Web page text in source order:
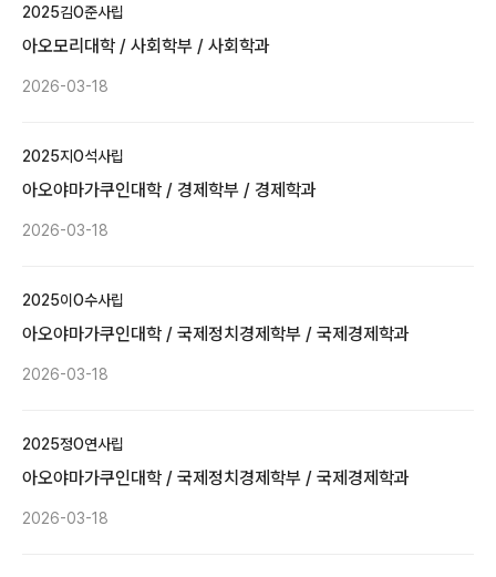
2025김O준사립
아오모리대학 / 사회학부 / 사회학과
2026-03-18
2025지O석사립
아오야마가쿠인대학 / 경제학부 / 경제학과
2026-03-18
2025이O수사립
아오야마가쿠인대학 / 국제정치경제학부 / 국제경제학과
2026-03-18
2025정O연사립
아오야마가쿠인대학 / 국제정치경제학부 / 국제경제학과
2026-03-18